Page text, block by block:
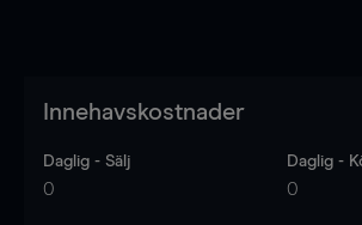
Innehavskostnader
Daglig - Sälj
0
Daglig -
0